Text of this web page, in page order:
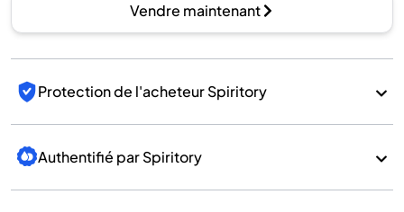
Vendre maintenant
Protection de l'acheteur Spiritory
Authentifié par Spiritory